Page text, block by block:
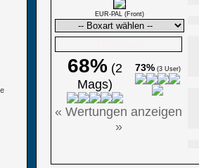
EUR-PAL (Front)
68% (2
Mags)
73% (3 User)
« Wertungen anzeigen
»